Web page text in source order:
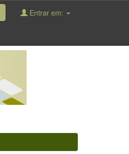
Entrar em: